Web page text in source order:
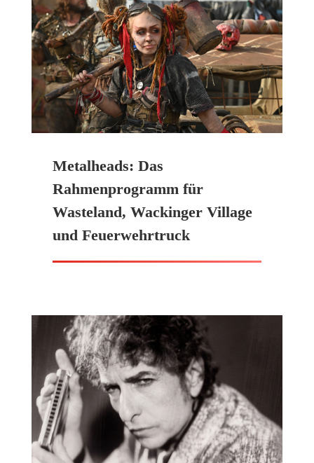
Metalheads: Das
Rahmenprogramm für
Wasteland, Wackinger Village
und Feuerwehrtruck